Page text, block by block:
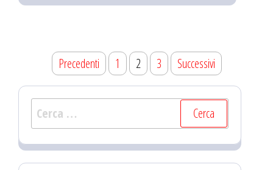
Navigazione
articoli
Precedenti 1 2 3 Successivi
Ricerca
per: